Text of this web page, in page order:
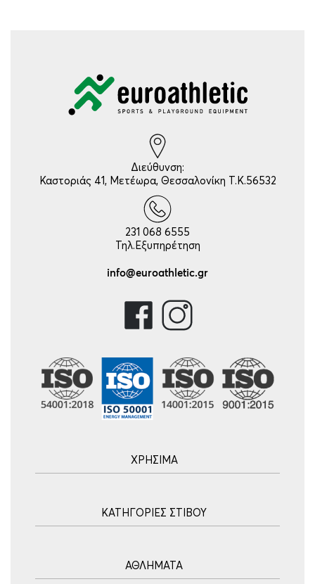
Διεύθυνση:
Καστοριάς 41, Μετέωρα, Θεσσαλονίκη Τ.Κ.56532
231 068 6555
Τηλ.Εξυπηρέτηση
info@euroathletic.gr
ΧΡΗΣΙΜΑ
Τρόποι Πληρωμής
ΚΑΤΗΓΟΡΙΕΣ ΣΤΙΒΟΥ
ΑΘΛΗΜΑΤΑ